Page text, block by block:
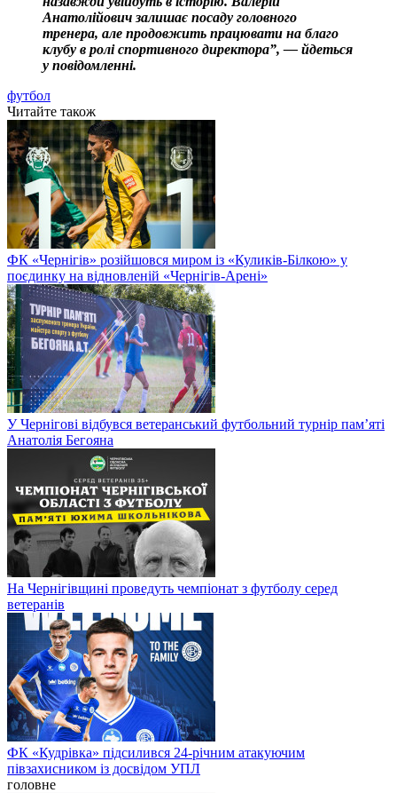
Анатолійович залишає посаду головного
тренера, але продовжить працювати на благо
клубу в ролі спортивного директора”, — йдеться
у повідомленні.
футбол
Читайте також
ФК «Чернігів» розійшовся миром із «Куликів-Білкою» у
поєдинку на відновленій «Чернігів-Арені»
У Чернігові відбувся ветеранський футбольний турнір пам’яті
Анатолія Бегояна
На Чернігівщині проведуть чемпіонат з футболу серед
ветеранів
ФК «Кудрівка» підсилився 24-річним атакуючим
півзахисником із досвідом УПЛ
головне